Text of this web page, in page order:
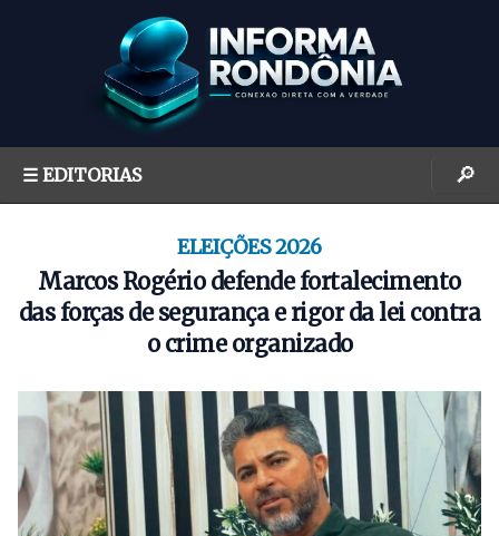
☰ EDITORIAS 🔎
ELEIÇÕES 2026
Marcos Rogério defende fortalecimento
das forças de segurança e rigor da lei contra
o crime organizado